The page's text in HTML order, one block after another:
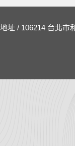
地址 / 106214 台北市